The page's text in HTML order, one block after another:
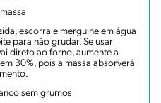
escorra e mergulhe em água
para não grudar. Se usar
direto ao forno, aumente a
30%, pois a massa absorverá
sem grumos